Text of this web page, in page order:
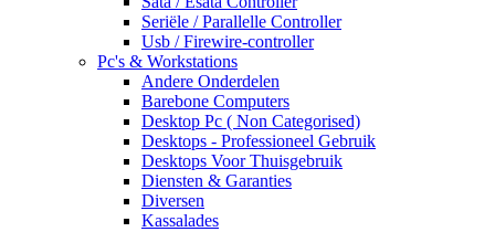
Seriële / Parallelle Controller
Usb / Firewire-controller
Pc's & Workstations
Andere Onderdelen
Barebone Computers
Desktop Pc ( Non Categorised)
Desktops - Professioneel Gebruik
Desktops Voor Thuisgebruik
Diensten & Garanties
Diversen
Kassalades